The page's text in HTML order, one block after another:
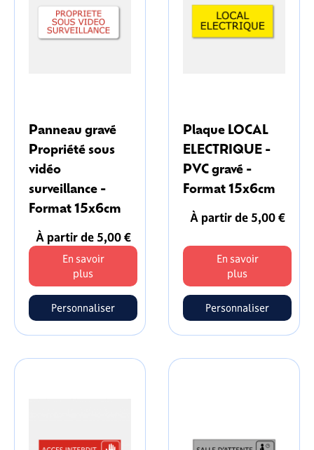
Panneau gravé
Propriété sous
vidéo
surveillance -
Format 15x6cm
À partir de 5,00 €
En savoir
plus
Personnaliser
Plaque LOCAL
ELECTRIQUE -
PVC gravé -
Format 15x6cm
À partir de 5,00 €
En savoir
plus
Personnaliser